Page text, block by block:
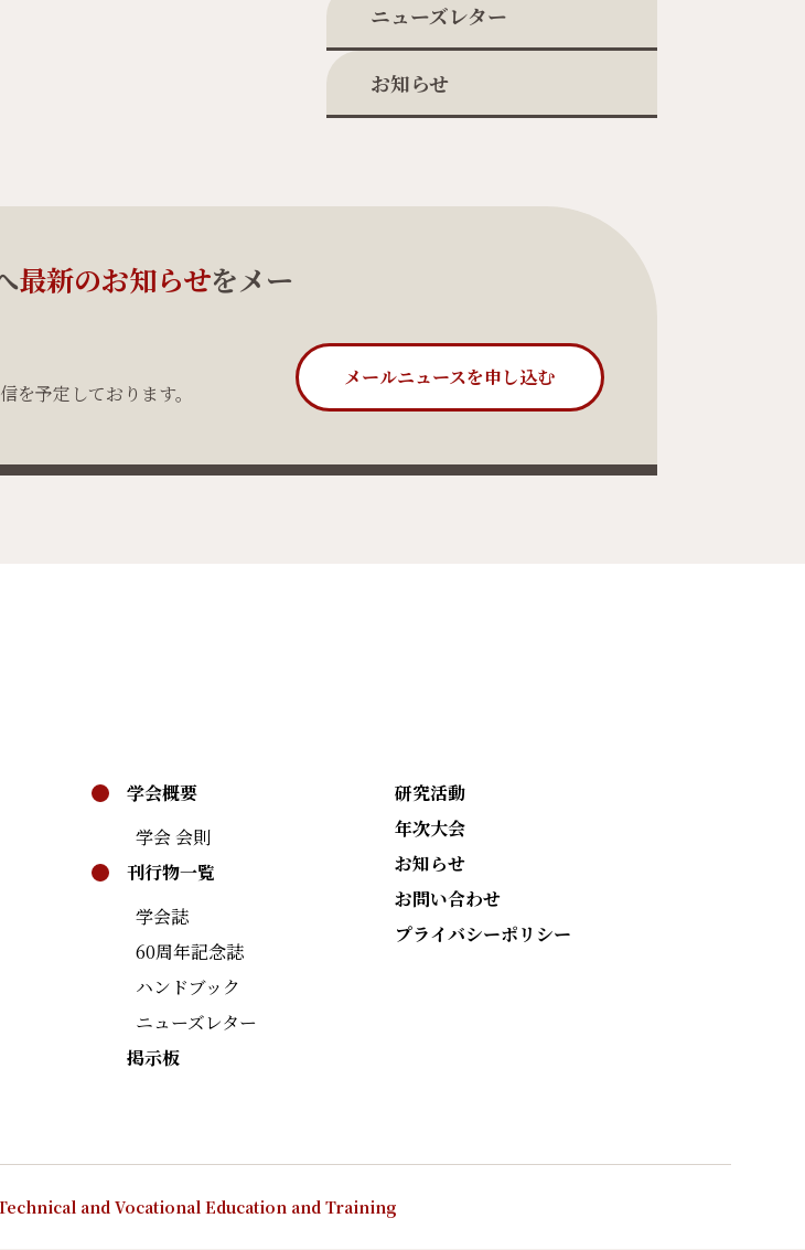
ニューズレター
お知らせ
最新のお知らせをメー
予定しております。
メールニュースを申し込む
学会概要
学会 会則
刊行物一覧
学会誌
60周年記念誌
ハンドブック
ニューズレター
掲示板
研究活動
年次大会
お知らせ
お問い合わせ
プライバシーポリシー
and Vocational Education and Training